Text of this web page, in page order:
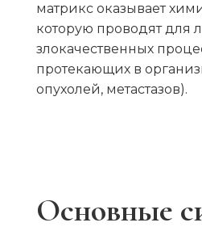
матрикс оказывает
которую проводят для
злокачественных
протекающих в
опухолей, метастазов).
Основные